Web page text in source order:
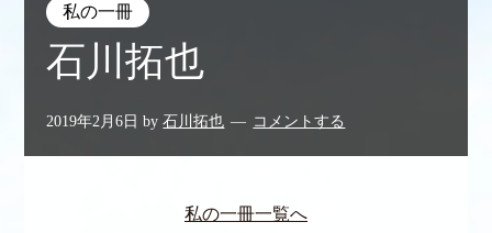
私の一冊
石川拓也
2019年2月6日 by石川拓也 コメントする
私の一冊一覧へ